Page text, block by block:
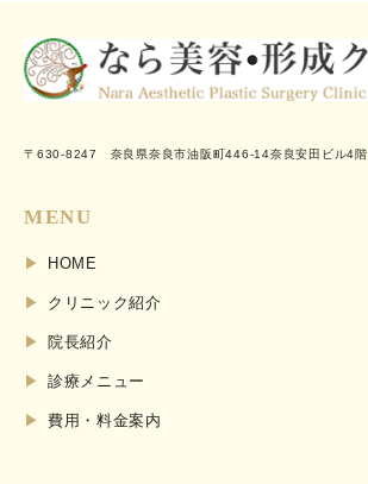
〒630-8247 奈良県奈良市油阪町446-14奈良安田ビル4階
MENU
HOME
クリニック紹介
院長紹介
診療メニュー
費用・料金案内